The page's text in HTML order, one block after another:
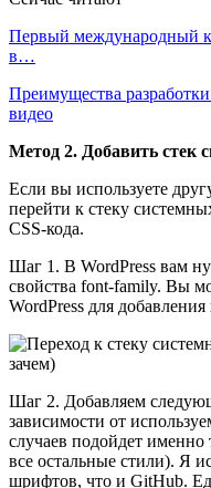
Первый международный
в…
Преимущества
видео
Метод 2. Добавить стек
Если вы используете
перейти к стеку
CSS-кода.
Шаг 1. В WordPress вам
свойства font-family. Вы
WordPress для
Шаг 2. Добавляем
зависимости от
случаев подойдет именно
все остальные стили). Я
шрифтов, что и GitHub.